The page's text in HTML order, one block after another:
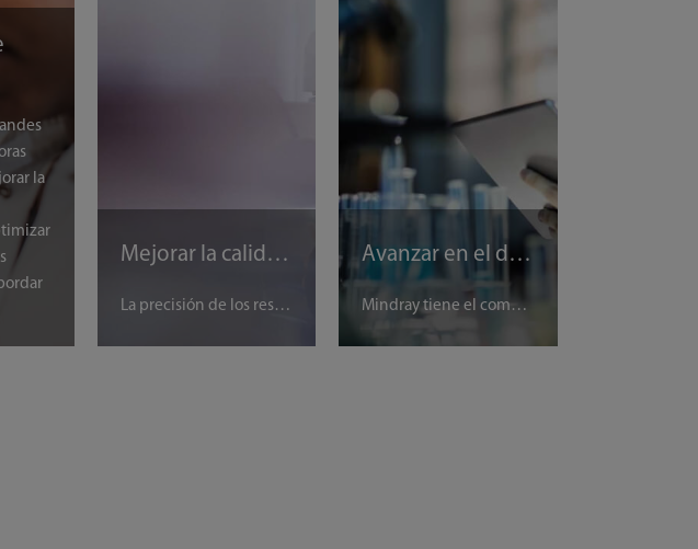
la
Mejorar la calidad de la atención médica con resultados de pruebas confiables
La precisión de los resultados de las pruebas es crucial para la calidad de la atención al paciente. Los laboratorios desempeñan un papel fundamental en garantizar una atención clínica con rentabilidad y de alta calidad al proporcionar a los responsables de la toma de decisiones clínicas datos científicos objetivos e interpretaciones precisas de los resultados. En Mindray, ayudamos a los laboratorios a brindar resultados de diagnóstico confiables con nuestros instrumentos inteligentes, algoritmos optimizados y tecnologías avanzadas, como el sistema cerrado de bioquímica y la tecnología de análisis celular SF Cube.
Avanzar en el desarrollo de la industria con recursos accesibles.
Mindray tiene el compromiso de hacer que la atención médica sea más accesible y, en este sentido, innova constantemente para brindar soluciones confiables y tecnologías de diagnóstico avanzadas para ayudar a los laboratorios en sus investigaciones académicas y estudios clínicos. Además, Mindray ayuda a mejorar las habilidades y capacidades de los profesionales de laboratorio al brindar programas de capacitación y recursos educativos accesibles, además de facilitar los intercambios académicos a través de nuestras plataformas globales, como HemaTalk, ChemTalk, LabTalk y ExpertTalk, entre otras.